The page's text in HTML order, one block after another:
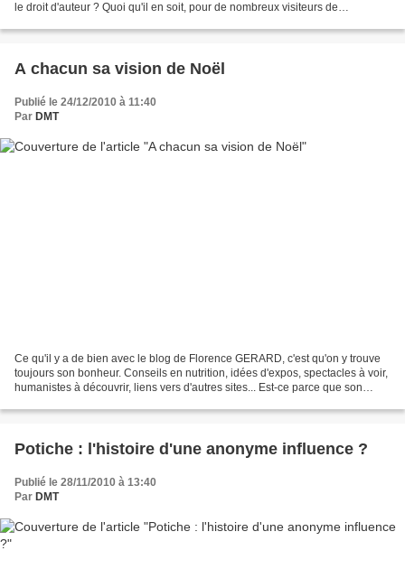
le droit d'auteur ? Quoi qu'il en soit, pour de nombreux visiteurs de
A chacun sa vision de Noël
Publié le 24/12/2010 à 11:40
Par DMT
Ce qu'il y a de bien avec le blog de Florence GERARD, c'est qu'on y trouve
toujours son bonheur. Conseils en nutrition, idées d'expos, spectacles à voir,
humanistes à découvrir, liens vers d'autres sites... Est-ce parce que son
Potiche : l'histoire d'une anonyme influence ?
Publié le 28/11/2010 à 13:40
Par DMT